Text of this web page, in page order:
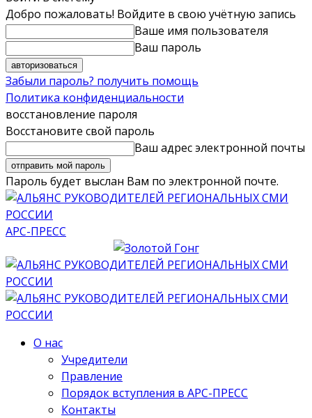
Добро пожаловать! Войдите в свою учётную запись
Ваше имя пользователя
Ваш пароль
Забыли пароль? получить помощь
Политика конфиденциальности
восстановление пароля
Восстановите свой пароль
Ваш адрес электронной почты
Пароль будет выслан Вам по электронной почте.
АРС-ПРЕСС
О нас
Учредители
Правление
Порядок вступления в АРС-ПРЕСС
Контакты